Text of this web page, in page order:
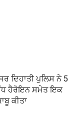
ਦਿਹਾਤੀ ਪੁਲਿਸ ਨੇ 5
ਹੈਰੋਇਨ ਸਮੇਤ ਇਕ
ਕੀਤਾ